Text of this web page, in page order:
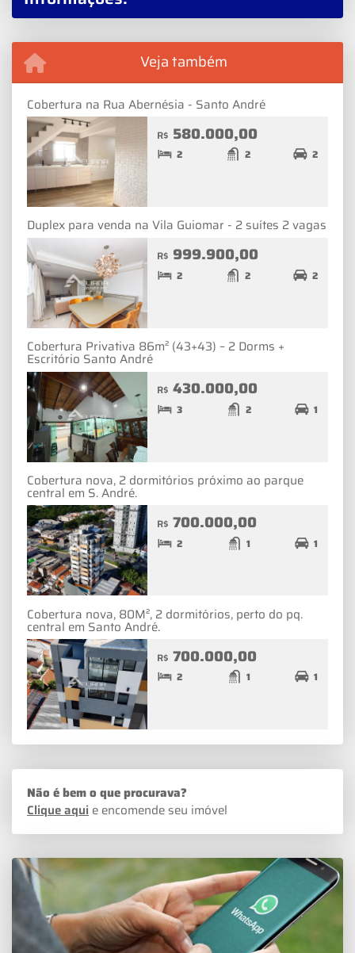
Veja também
Cobertura na Rua Abernésia - Santo André
R$ 580.000,00
2 2 2
Duplex para venda na Vila Guiomar - 2 suítes 2 vagas
R$ 999.900,00
2 2 2
Cobertura Privativa 86m² (43+43) – 2 Dorms +
Escritório Santo André
R$ 430.000,00
3 2 1
Cobertura nova, 2 dormitórios próximo ao parque
central em S. André.
R$ 700.000,00
2 1 1
Cobertura nova, 80M², 2 dormitórios, perto do pq.
central em Santo André.
R$ 700.000,00
2 1 1
Não é bem o que procurava?
Clique aqui e encomende seu imóvel